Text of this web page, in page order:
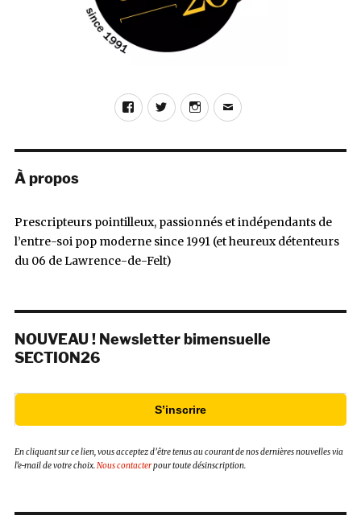
FacebookTwitterInstagram
E-
À propos
Prescripteurs pointilleux, passionnés et indépendants de
l’entre-soi pop moderne since 1991 (et heureux détenteurs
du 06 de Lawrence-de-Felt)
NOUVEAU ! Newsletter bimensuelle
SECTION26
S’inscrire
En cliquant sur ce lien, vous acceptez d’être tenus au courant de nos dernières nouvelles via
l’e-mail de votre choix.Nous contacterpour toute désinscription.